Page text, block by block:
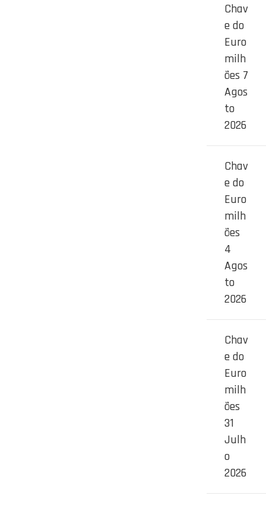
Chav
e do
Euro
milh
ões 7
Agos
to
2026
Chav
e do
Euro
milh
ões
4
Agos
to
2026
Chav
e do
Euro
milh
ões
31
Julh
o
2026